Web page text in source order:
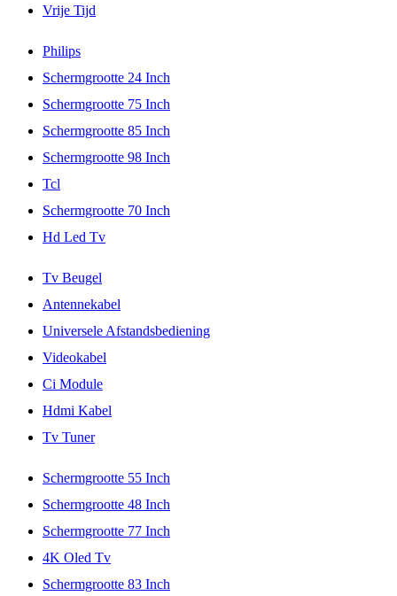
Vrije Tijd
Philips
Schermgrootte 24 Inch
Schermgrootte 75 Inch
Schermgrootte 85 Inch
Schermgrootte 98 Inch
Tcl
Schermgrootte 70 Inch
Hd Led Tv
Tv Beugel
Antennekabel
Universele Afstandsbediening
Videokabel
Ci Module
Hdmi Kabel
Tv Tuner
Schermgrootte 55 Inch
Schermgrootte 48 Inch
Schermgrootte 77 Inch
4K Oled Tv
Schermgrootte 83 Inch